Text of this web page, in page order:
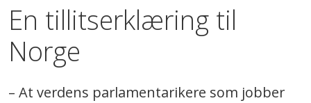
En tillitserklæring til
Norge
– At verdens parlamentarikere som jobber